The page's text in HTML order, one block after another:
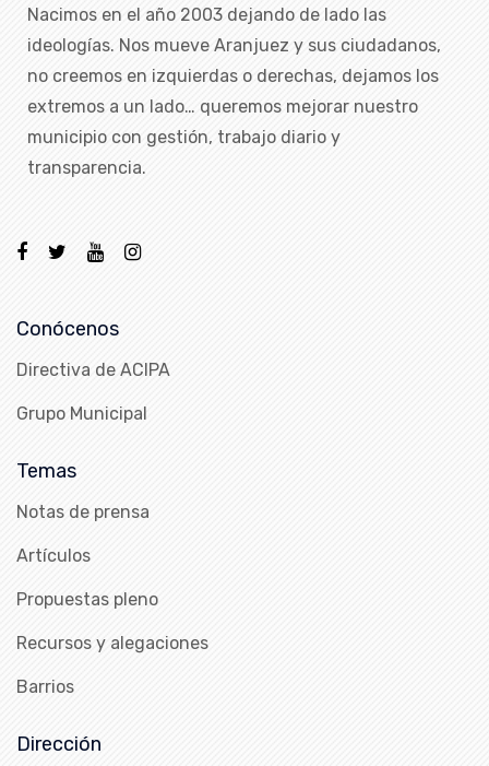
Nacimos en el año 2003 dejando de lado las
ideologías. Nos mueve Aranjuez y sus ciudadanos,
no creemos en izquierdas o derechas, dejamos los
extremos a un lado… queremos mejorar nuestro
municipio con gestión, trabajo diario y
transparencia.
Conócenos
Directiva de ACIPA
Grupo Municipal
Temas
Notas de prensa
Artículos
Propuestas pleno
Recursos y alegaciones
Barrios
Dirección